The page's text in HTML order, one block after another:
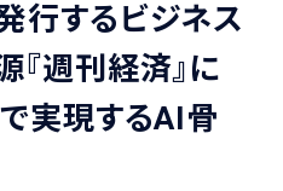
行するビジネス
『週刊経済』に
実現するAI骨